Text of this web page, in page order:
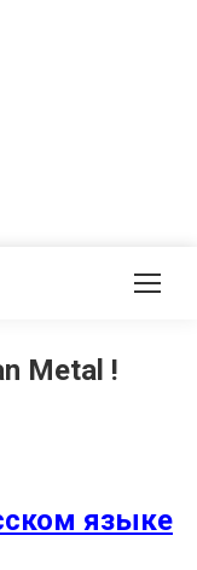
Metal !
языке